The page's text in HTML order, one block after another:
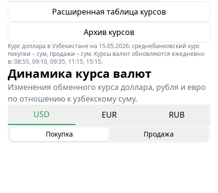
Расширенная таблица курсов
Архив курсов
Курс доллара в Узбекистане на 15.05.2026: среднебанковский курс
покупки – сум, продажи – сум. Курсы валют обновляются ежедневно
в: 08:55, 09:10, 09:35, 11:15, 15:15.
Динамика курса валют
Изменения обменного курса доллара, рубля и евро
по отношению к узбекскому суму.
USD
EUR RUB
Покупка Продажа